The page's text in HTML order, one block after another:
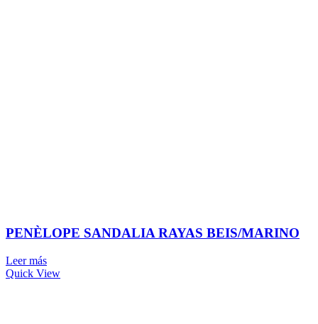
PENÈLOPE SANDALIA RAYAS BEIS/MARINO
Leer más
Quick View